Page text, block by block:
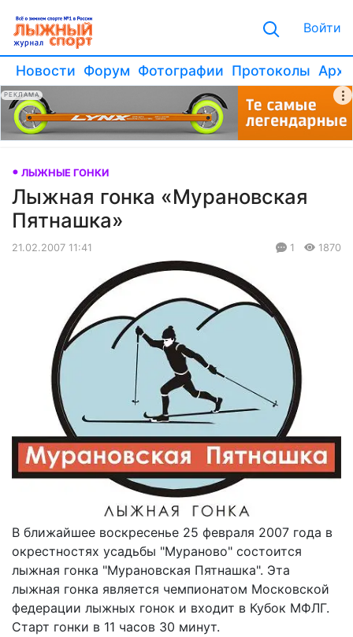
Войти
Новости Форум Фотографии Протоколы
РЕКЛАМА
ЛЫЖНЫЕ ГОНКИ
Лыжная гонка «Мурановская
Пятнашка»
21.02.2007 11:41 1 1870
В ближайшее воскресенье 25 февраля 2007 года в
окрестностях усадьбы "Мураново" состоится
лыжная гонка "Мурановская Пятнашка". Эта
лыжная гонка является чемпионатом Московской
федерации лыжных гонок и входит в Кубок МФЛГ.
Старт гонки в 11 часов 30 минут.